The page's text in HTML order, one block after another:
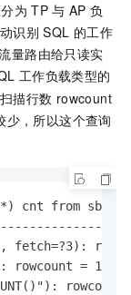
为 TP 与 AP 负
识别 SQL 的工作
量路由给只读实
工作负载类型的
描行数 rowcount
，所以这个查询
cnt
rowcount